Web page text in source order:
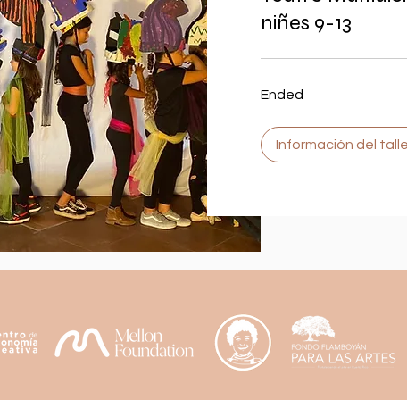
niñes 9-13
Ended
Información del